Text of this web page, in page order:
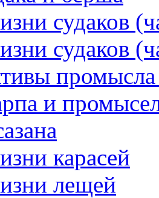
судаков
судаков
промысла
и промысел
карасей
лещей